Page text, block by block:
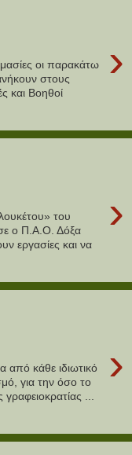
›
οι παρακάτω
στους
και Βοηθοί
›
του
ο Π.Α.Ο. Δόξα
εργασίες και να
›
από κάθε ιδιωτικό
για την όσο το
...